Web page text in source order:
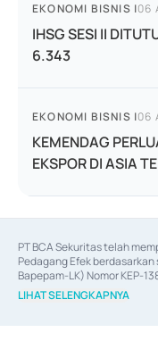
EKONOMI BISNIS |06
IHSG SESI II
6.343
EKONOMI BISNIS |06
KEMENDAG
EKSPOR DI ASIA
PT BCA Sekuritas telah
Pedagang Efek
Bapepam-LK) Nomor KEP-
06/D.04/2014 tanggal 28
Efek berdasarkan surat
LIHAT SELENGKAPNYA